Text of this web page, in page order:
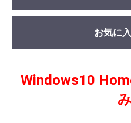
お気に
Windows10